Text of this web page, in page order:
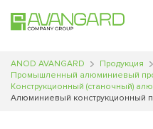
ANOD AVANGARD
Продукция
Промышленный алюминиевый
Конструкционный (станочный)
Алюминиевый конструкционный